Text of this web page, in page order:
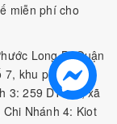
miễn phí cho
Long B, Quận
7, khu phố 3,
3: 259 DT766, xã
Nhánh 4: Kiot